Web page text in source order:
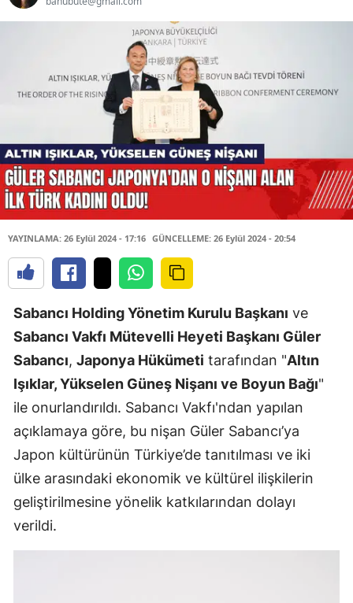
YAYINLAMA: 26 Eylül 2024 - 17:16 GÜNCELLEME: 26 Eylül 2024 - 20:54
Sabancı Holding Yönetim Kurulu Başkanı ve
Sabancı Vakfı Mütevelli Heyeti Başkanı Güler
Sabancı, Japonya Hükümeti tarafından "Altın
Işıklar, Yükselen Güneş Nişanı ve Boyun Bağı"
ile onurlandırıldı. Sabancı Vakfı'ndan yapılan
açıklamaya göre, bu nişan Güler Sabancı’ya
Japon kültürünün Türkiye’de tanıtılması ve iki
ülke arasındaki ekonomik ve kültürel ilişkilerin
geliştirilmesine yönelik katkılarından dolayı
verildi.